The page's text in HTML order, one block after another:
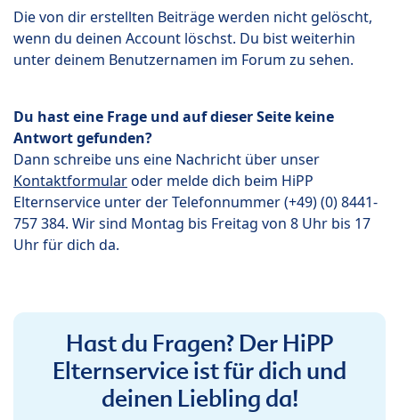
Die von dir erstellten Beiträge werden nicht gelöscht,
wenn du deinen Account löschst. Du bist weiterhin
unter deinem Benutzernamen im Forum zu sehen.
Du hast eine Frage und auf dieser Seite keine
Antwort gefunden?
Dann schreibe uns eine Nachricht über unser
Kontaktformularoder melde dich beim HiPP
Elternservice unter der Telefonnummer (+49) (0) 8441-
757 384. Wir sind Montag bis Freitag von 8 Uhr bis 17
Uhr für dich da.
Hast du Fragen? Der HiPP
Elternservice ist für dich und
deinen Liebling da!